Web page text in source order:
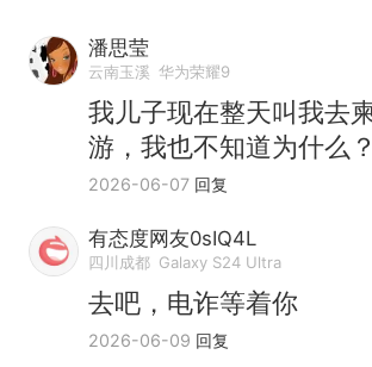
潘思莹
云南玉溪 华为荣耀9
我儿子现在整天叫我去
游，我也不知道为什么？
2026-06-07 回复
有态度网友0sIQ4L
四川成都 Galaxy S24 Ultra
去吧，电诈等着你
2026-06-09 回复
热 十多万人报名
全部作废，公平么？
新 全球唯一没有法
家，刚改国名，总
国大使骑行绕了几
线一圈，还曾两次
搬家报价570元，
5060元才肯搬上楼
了……
视频丨只要一枚命
母瘫痪 轰-6J实力